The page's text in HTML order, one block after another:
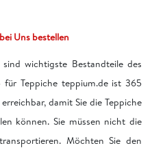
Uns bestellen
wichtigste Bestandteile des
Teppiche teppium.de ist 365
damit Sie die Teppiche
können. Sie müssen nicht die
Möchten Sie den